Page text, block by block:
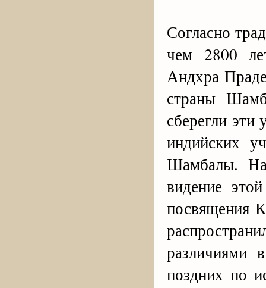
Согласно
чем 2800
Андхра
страны
сберегли эти
индийских
Шамбалы.
видение
посвящения
различиями
поздних по